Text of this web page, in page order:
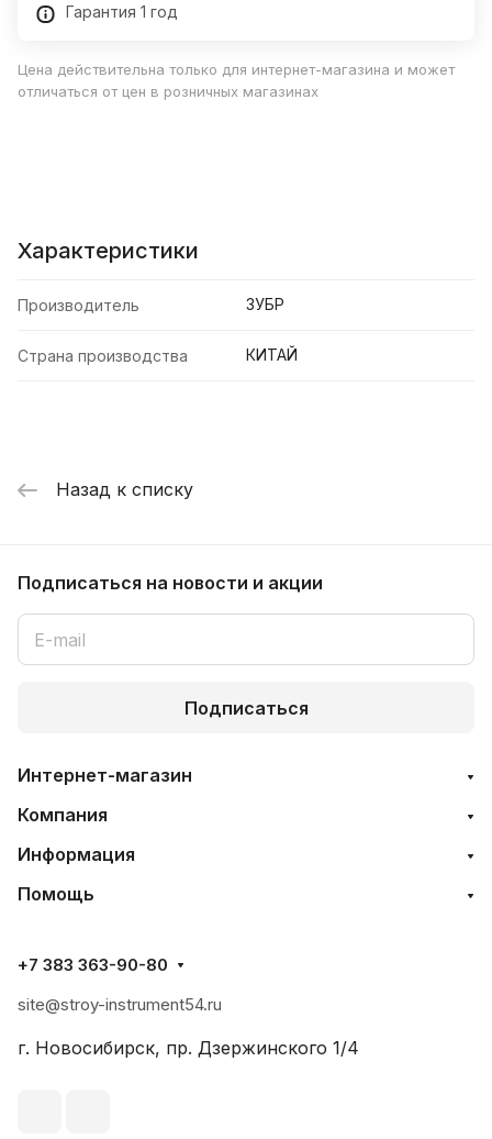
Гарантия 1 год
Цена действительна только для интернет-магазина и может
отличаться от цен в розничных магазинах
Характеристики
Производитель ЗУБР
Страна производства КИТАЙ
Назад к списку
Подписаться на новости и акции
Подписаться
Интернет-магазин
Компания
Информация
Помощь
+7 383 363-90-80
site@stroy-instrument54.ru
г. Новосибирск, пр. Дзержинского 1/4